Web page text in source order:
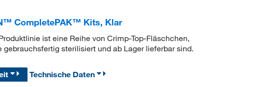
CompletePAK™ Kits, Klar
ist eine Reihe von Crimp-Top-Fläschchen,
sterilisiert und ab Lager lieferbar sind.
Technische Daten